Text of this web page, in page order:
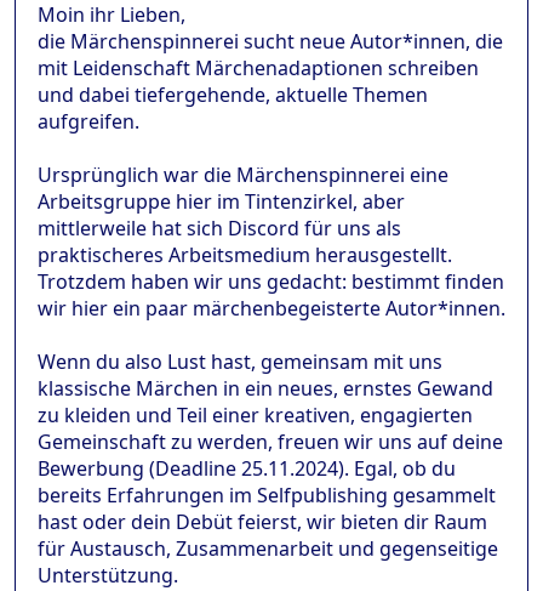
Moin ihr Lieben,
die Märchenspinnerei sucht neue Autor*innen, die
mit Leidenschaft Märchenadaptionen schreiben
und dabei tiefergehende, aktuelle Themen
aufgreifen.
Ursprünglich war die Märchenspinnerei eine
Arbeitsgruppe hier im Tintenzirkel, aber
mittlerweile hat sich Discord für uns als
praktischeres Arbeitsmedium herausgestellt.
Trotzdem haben wir uns gedacht: bestimmt finden
wir hier ein paar märchenbegeisterte Autor*innen.
Wenn du also Lust hast, gemeinsam mit uns
klassische Märchen in ein neues, ernstes Gewand
zu kleiden und Teil einer kreativen, engagierten
Gemeinschaft zu werden, freuen wir uns auf deine
Bewerbung (Deadline 25.11.2024). Egal, ob du
bereits Erfahrungen im Selfpublishing gesammelt
hast oder dein Debüt feierst, wir bieten dir Raum
für Austausch, Zusammenarbeit und gegenseitige
Unterstützung.